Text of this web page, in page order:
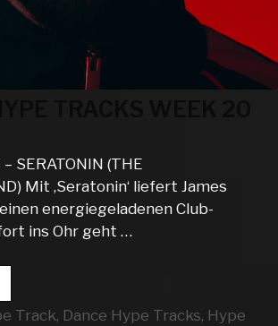
SERATONIN (THE
Mit ‚Seratonin‘ liefert James
energiegeladenen Club-
ins Ohr geht …
Track, Dance Hype Tracks, Hype